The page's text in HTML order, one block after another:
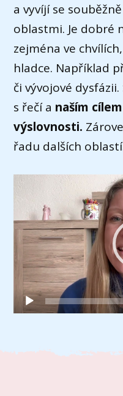
a vyvíjí se
oblastmi. Je dobré
zejména ve
hladce. Například
či vývojové
s řečí a naším
výslovnosti.
řadu dalších
Video
přehrávač